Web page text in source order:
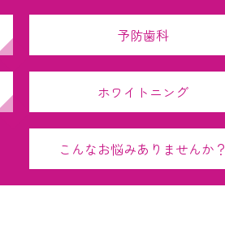
予防歯科
ホワイトニング
こんなお悩みありませんか？